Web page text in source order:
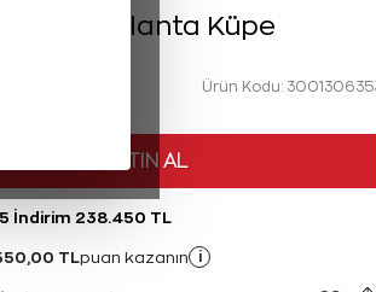
Karat Pırlanta Küpe
Ürün Kodu:
HEMEN SATIN AL
İndirim 238.450 TL
TL puan kazanın i